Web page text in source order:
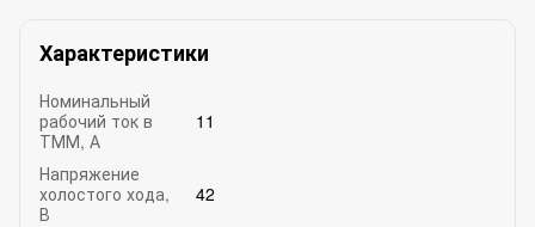
Характеристики
Номинальный
рабочий ток в
ТММ, А
11
Напряжение
холостого хода,
В
42